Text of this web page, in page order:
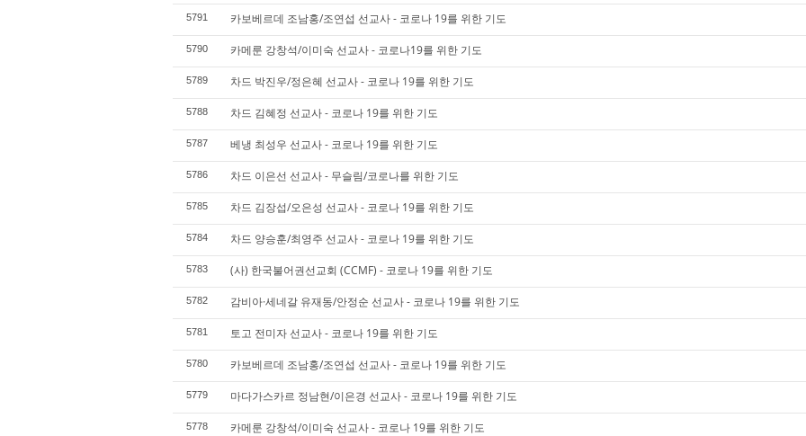
5791 카보베르데 조남홍/조연섭 선교사 - 코로나 19를 위한 기도
5790 카메룬 강창석/이미숙 선교사 - 코로나19를 위한 기도
5789 차드 박진우/정은혜 선교사 - 코로나 19를 위한 기도
5788 차드 김혜정 선교사 - 코로나 19를 위한 기도
5787 베냉 최성우 선교사 - 코로나 19를 위한 기도
5786 차드 이은선 선교사 - 무슬림/코로나를 위한 기도
5785 차드 김장섭/오은성 선교사 - 코로나 19를 위한 기도
5784 차드 양승훈/최영주 선교사 - 코로나 19를 위한 기도
5783 (사) 한국불어권선교회 (CCMF) - 코로나 19를 위한 기도
5782 감비아·세네갈 유재동/안정순 선교사 - 코로나 19를 위한 기도
5781 토고 전미자 선교사 - 코로나 19를 위한 기도
5780 카보베르데 조남홍/조연섭 선교사 - 코로나 19를 위한 기도
5779 마다가스카르 정남현/이은경 선교사 - 코로나 19를 위한 기도
5778 카메룬 강창석/이미숙 선교사 - 코로나 19를 위한 기도